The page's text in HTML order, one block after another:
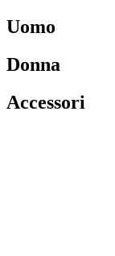
Uomo
Donna
Accessori